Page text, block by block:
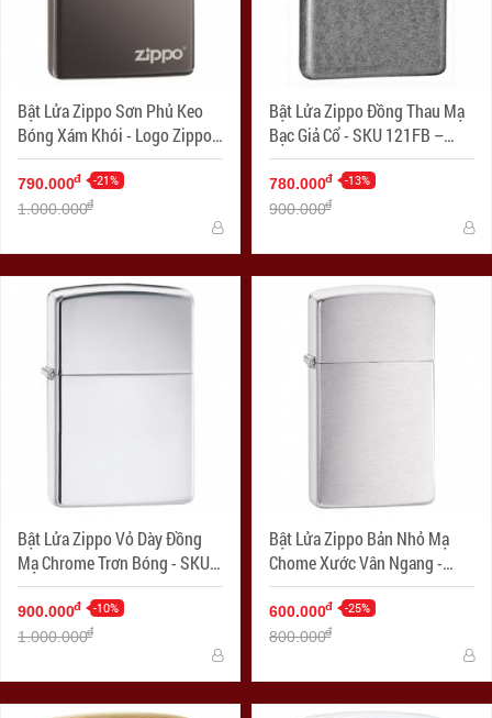
Bật Lửa Zippo Sơn Phủ Keo
Bóng Xám Khói - Logo Zippo
SKU 150ZL – Zippo Black Ice
with Zippo Logo
790.000đ -21%
1.000.000đ
Bật Lửa Zippo Đồng Thau Mạ
Bạc Giả Cổ - SKU 121FB –
Zippo Antique Silver Plate
780.000đ -13%
900.000đ
Bật Lửa Zippo Vỏ Dày Đồng
Mạ Chrome Trơn Bóng - SKU
167 – Zippo Armor High
Polished Chrome
900.000đ -10%
1.000.000đ
Bật Lửa Zippo Bản Nhỏ Mạ
Chome Xước Vân Ngang -
SKU 1600 – Zippo Slim
Brushed Chrome
600.000đ -25%
800.000đ